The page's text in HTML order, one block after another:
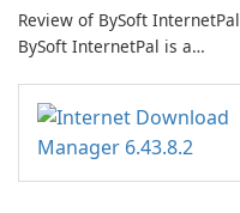
Review of BySoft InternetPal
BySoft InternetPal is a
application designed to
monitor your internet
connection and provide real-
time insights into its